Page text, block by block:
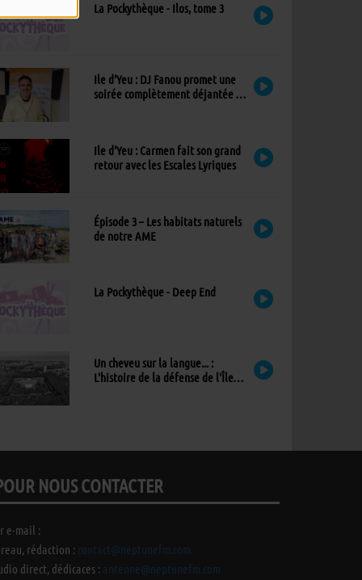
La Pockythèque - Ilos, tome 3
Ile d’Yeu : DJ Fanou promet une
soirée complètement déjantée à
Ile d’Yeu : Carmen fait son grand
retour avec les Escales Lyriques
Épisode 3 – Les habitats naturels
de notre AME
La Pockythèque - Deep End
Un cheveu sur la langue... :
L'histoire de la défense de l'Île
NOUS CONTACTER
e-mail :
rédaction : contact@neptunefm.com
direct, dédicaces : antenne@neptunefm.com